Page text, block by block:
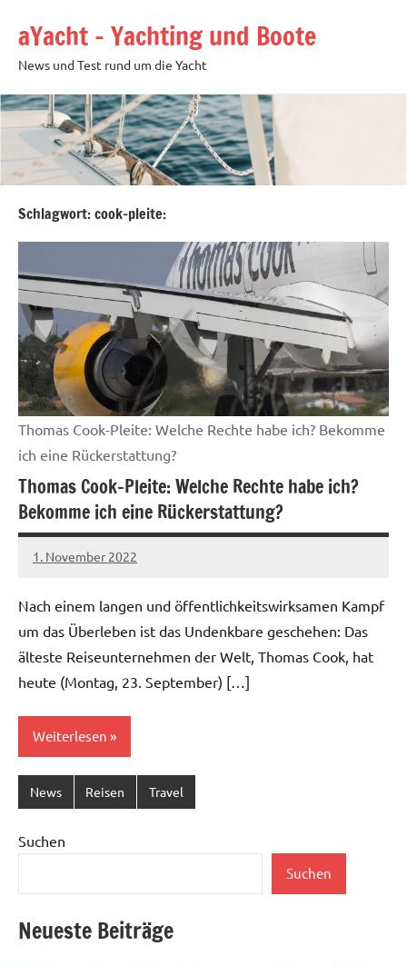
Inhalt
springen
aYacht – Yachting und Boote
News und Test rund um die Yacht
Schlagwort:cook-pleite:
Thomas Cook-Pleite: Welche Rechte habe ich? Bekomme
ich eine Rückerstattung?
Thomas Cook-Pleite: Welche Rechte habe ich?
Bekomme ich eine Rückerstattung?
1. November 2022
Felix
Nach einem langen und öffentlichkeitswirksamen Kampf
um das Überleben ist das Undenkbare geschehen: Das
älteste Reiseunternehmen der Welt, Thomas Cook, hat
heute (Montag, 23. September) […]
Weiterlesen
News Reisen Travel
Suchen
Suchen
Neueste Beiträge